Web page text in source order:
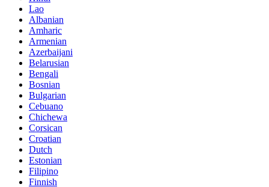
Lao
Albanian
Amharic
Armenian
Azerbaijani
Belarusian
Bengali
Bosnian
Bulgarian
Cebuano
Chichewa
Corsican
Croatian
Dutch
Estonian
Filipino
Finnish